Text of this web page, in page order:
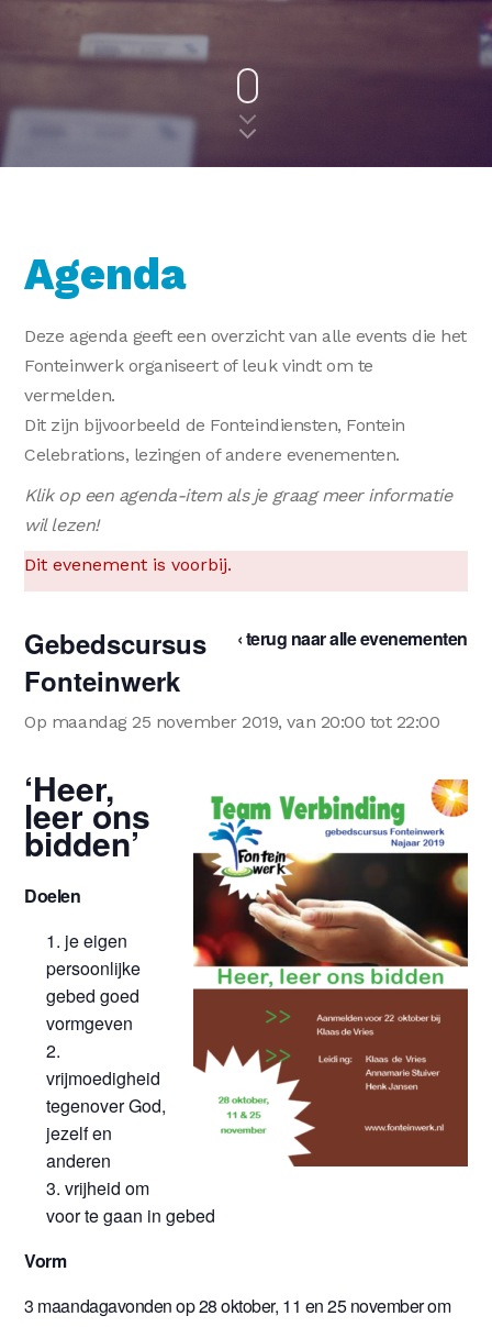
Agenda
Deze agenda geeft een overzicht van alle events die het
Fonteinwerk organiseert of leuk vindt om te
vermelden.
Dit zijn bijvoorbeeld de Fonteindiensten, Fontein
Celebrations, lezingen of andere evenementen.
Klik op een agenda-item als je graag meer informatie
wil lezen!
Dit evenement is voorbij.
‹ terug naar alle evenementen
Gebedscursus
Fonteinwerk
Op maandag 25 november 2019, van 20:00 tot 22:00
‘Heer,
leer ons
bidden’
Doelen
je eigen
persoonlijke
gebed goed
vormgeven
vrijmoedigheid
tegenover God,
jezelf en
anderen
vrijheid om
voor te gaan in gebed
Vorm
3 maandagavonden op 28 oktober, 11 en 25 november om